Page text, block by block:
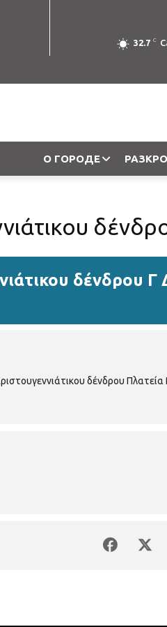
32.7 C
О ГОРОДЕ
δένδρου Γ
δένδρου